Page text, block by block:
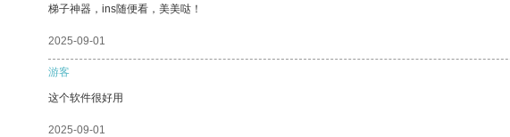
梯子神器，ins随便看，美美哒！
2025-09-01
游客
这个软件很好用
2025-09-01